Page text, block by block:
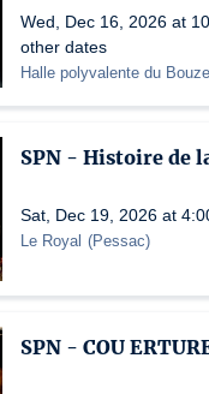
Wed, Dec 16, 2026 at
other dates
Halle polyvalente du
SPN - Histoire de
Sat, Dec 19, 2026 at
Le Royal (Pessac)
SPN - COU